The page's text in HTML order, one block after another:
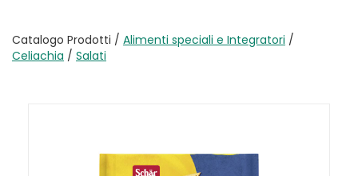
Catalogo Prodotti / Alimenti speciali e Integratori /
Celiachia / Salati